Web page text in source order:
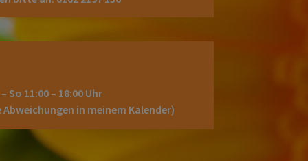
So 11:00 – 18:00 Uhr
in meinem Kalender)